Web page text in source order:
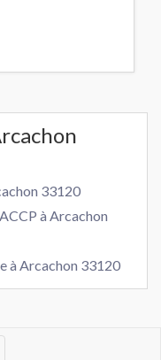
33120
à Arcachon
à Arcachon 33120